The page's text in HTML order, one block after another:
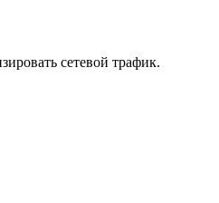
сетевой трафик.